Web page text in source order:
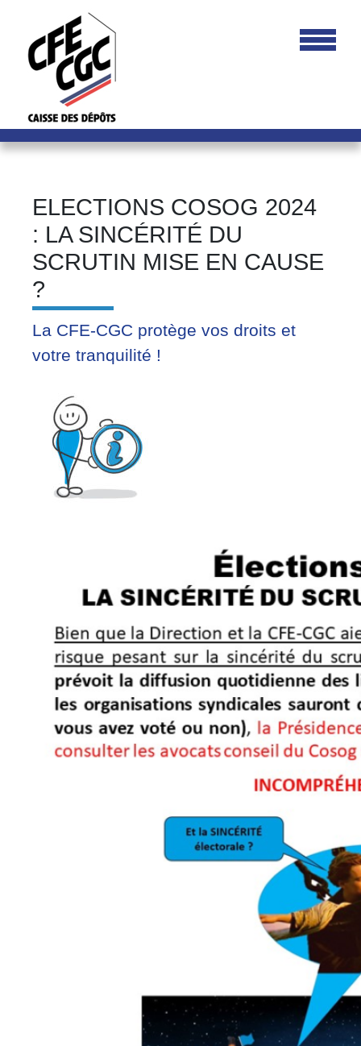
ELECTIONS COSOG 2024
: LA SINCÉRITÉ DU
SCRUTIN MISE EN CAUSE
?
La CFE-CGC protège vos droits et
votre tranquilité !